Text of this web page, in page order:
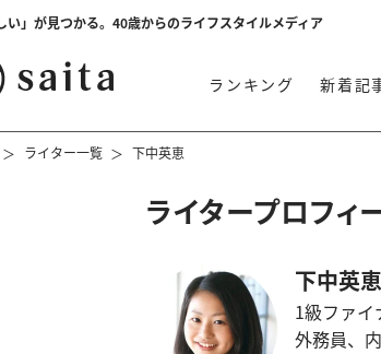
い」が見つかる。40歳からのライフスタイルメディア
ランキング 新着記
ライター一覧 下中英恵
ライタープロフィ
下中英恵
1級ファ
外務員、